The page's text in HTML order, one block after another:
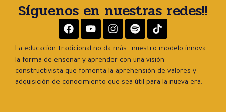
Síguenos en nuestras redes!!
La educación tradicional no da más.. nuestro modelo innova
la forma de enseñar y aprender con una visión
constructivista que fomenta la aprehensión de valores y
adquisición de conocimiento que sea útil para la nueva era.